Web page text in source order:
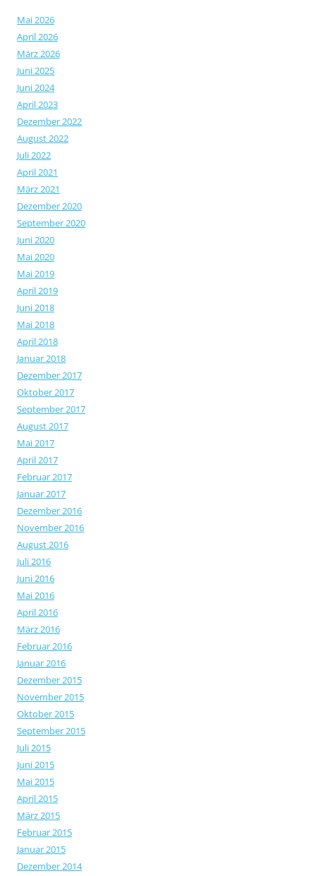
Mai 2026
April 2026
März 2026
Juni 2025
Juni 2024
April 2023
Dezember 2022
August 2022
Juli 2022
April 2021
März 2021
Dezember 2020
September 2020
Juni 2020
Mai 2020
Mai 2019
April 2019
Juni 2018
Mai 2018
April 2018
Januar 2018
Dezember 2017
Oktober 2017
September 2017
August 2017
Mai 2017
April 2017
Februar 2017
Januar 2017
Dezember 2016
November 2016
August 2016
Juli 2016
Juni 2016
Mai 2016
April 2016
März 2016
Februar 2016
Januar 2016
Dezember 2015
November 2015
Oktober 2015
September 2015
Juli 2015
Juni 2015
Mai 2015
April 2015
März 2015
Februar 2015
Januar 2015
Dezember 2014